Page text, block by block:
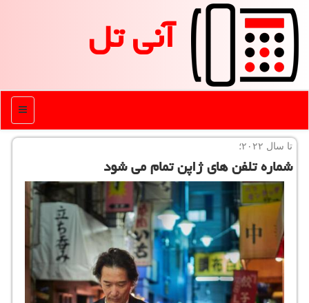
آنی تل
منو
تا سال ۲۰۲۲؛
شماره تلفن های ژاپن تمام می شود